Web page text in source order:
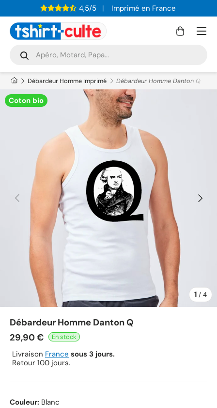
ALLER AU CONTENU
4,5/5 Imprimé en France
Recherche
Rechercher
Panier
Menu
Débardeur Homme Imprimé Débardeur Homme Danton Q
Coton bio
PRÉCÉDENT
1 / de
4
Débardeur Homme Danton Q
29,90 €
Livraison France sous 3 jours.
Retour 100 jours.
Couleur: Blanc